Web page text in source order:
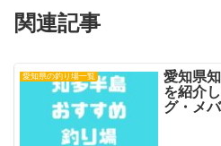
関連記事
愛知県の釣り場一覧
愛知県
を紹介
グ・メ